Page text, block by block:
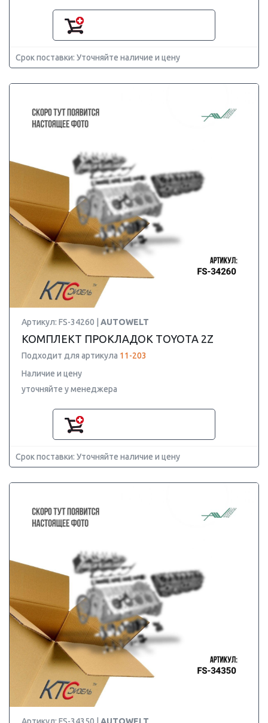
Срок поставки: Уточняйте наличие и цену
Артикул: FS-34260 | AUTOWELT
КОМПЛЕКТ ПРОКЛАДОК TOYOTA 2Z
Подходит для артикула 11-203
Наличие и цену
уточняйте у менеджера
Срок поставки: Уточняйте наличие и цену